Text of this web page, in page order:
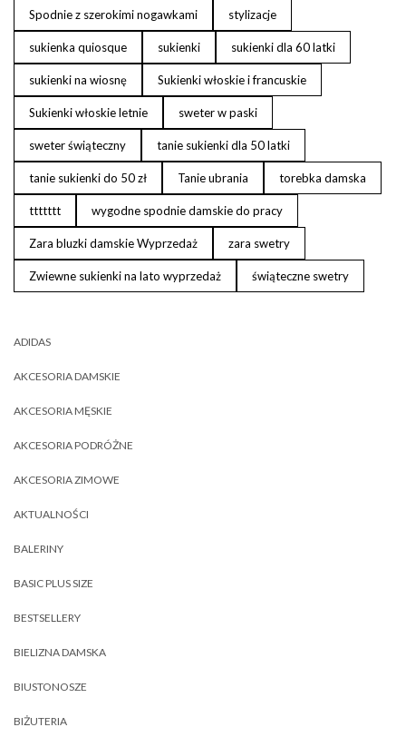
Spodnie z szerokimi nogawkami stylizacje
sukienka quiosque sukienki sukienki dla 60 latki
sukienki na wiosnę Sukienki włoskie i francuskie
Sukienki włoskie letnie sweter w paski
sweter świąteczny tanie sukienki dla 50 latki
tanie sukienki do 50 zł Tanie ubrania torebka damska
ttttttt wygodne spodnie damskie do pracy
Zara bluzki damskie Wyprzedaż zara swetry
Zwiewne sukienki na lato wyprzedaż świąteczne swetry
ADIDAS
AKCESORIA DAMSKIE
AKCESORIA MĘSKIE
AKCESORIA PODRÓŻNE
AKCESORIA ZIMOWE
AKTUALNOŚCI
BALERINY
BASIC PLUS SIZE
BESTSELLERY
BIELIZNA DAMSKA
BIUSTONOSZE
BIŻUTERIA